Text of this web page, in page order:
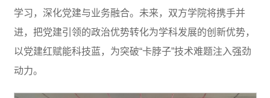
学习，深化党建与业务融合。未来，双方学院将携手并
进，把党建引领的政治优势转化为学科发展的创新优势，
以党建红赋能科技蓝，为突破“卡脖子”技术难题注入强劲
动力。